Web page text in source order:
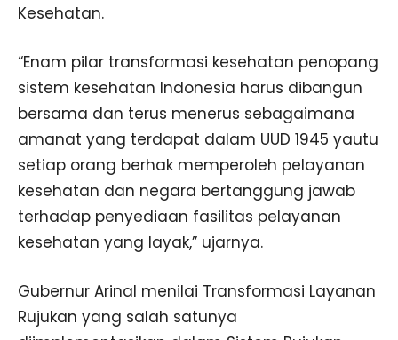
Kesehatan.
“Enam pilar transformasi kesehatan penopang
sistem kesehatan Indonesia harus dibangun
bersama dan terus menerus sebagaimana
amanat yang terdapat dalam UUD 1945 yautu
setiap orang berhak memperoleh pelayanan
kesehatan dan negara bertanggung jawab
terhadap penyediaan fasilitas pelayanan
kesehatan yang layak,” ujarnya.
Gubernur Arinal menilai Transformasi Layanan
Rujukan yang salah satunya